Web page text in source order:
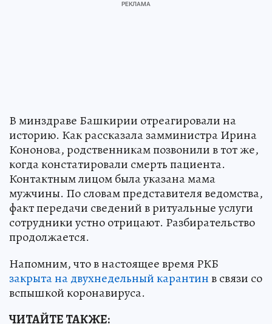
В минздраве Башкирии отреагировали на
историю. Как рассказала замминистра Ирина
Кононова, родственникам позвонили в тот же,
когда констатировали смерть пациента.
Контактным лицом была указана мама
мужчины. По словам представителя ведомства,
факт передачи сведений в ритуальные услуги
сотрудники устно отрицают. Разбирательство
продолжается.
Напомним, что в настоящее время РКБ
закрыта на двухнедельный карантинв связи со
вспышкой коронавируса.
ЧИТАЙТЕ ТАКЖЕ: